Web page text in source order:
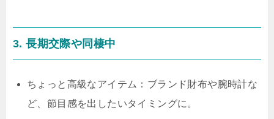
3. 長期交際や同棲中
ちょっと高級なアイテム：ブランド財布や腕時計な
ど、節目感を出したいタイミングに。